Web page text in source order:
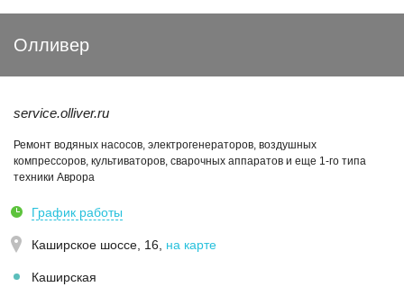
Олливер
service.olliver.ru
Ремонт водяных насосов, электрогенераторов, воздушных
компрессоров, культиваторов, сварочных аппаратов и еще 1-го типа
техники Аврора
График работы
Каширское шоссе, 16 на карте
Каширская